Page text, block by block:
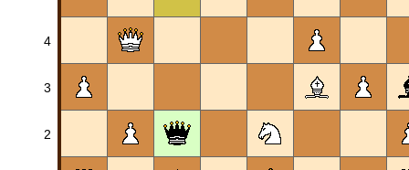
4
3
2